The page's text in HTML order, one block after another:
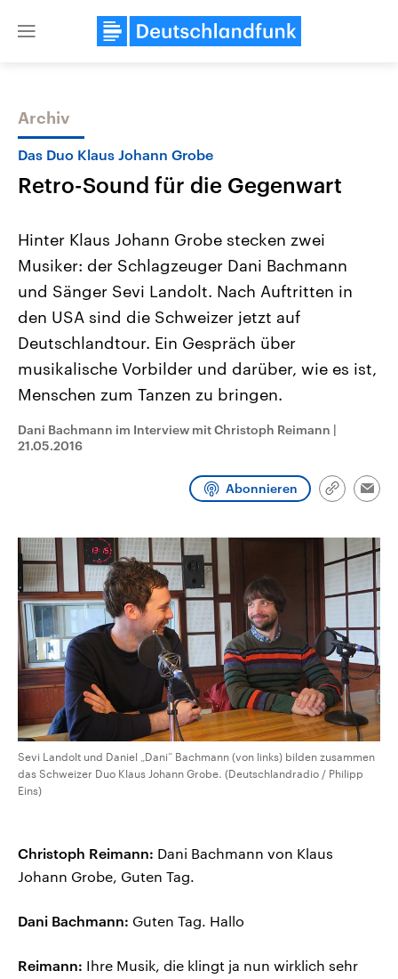
Close
Themen
Landtagswahl Sachsen-Anhalt
2026
Alle Informationen
Sachsen-Anhalt wählt am 6.
September 2026 einen neuen
Bundesland von einer Koalition aus
Umfragen, Prognosen,
Wahlprogramme, aktuelle Berichte
und Hintergründe zu den Parteien
USA
Aktuelle Beiträge,
Hintergründe
Wirtschaftlich und
gehören die Vereinigten
den mächtigsten Ländern
mit großem Einfluss auf
Sendungen
Archiv
Das Duo Klaus Johann Grobe
Retro-Sound für die Gegenwart
Hinter Klaus Johann Grobe stecken zwei
Musiker: der Schlagzeuger Dani Bachmann
und Sänger Sevi Landolt. Nach Auftritten in
den USA sind die Schweizer jetzt auf
Deutschlandtour. Ein Gespräch über
musikalische Vorbilder und darüber, wie es ist,
Menschen zum Tanzen zu bringen.
Dani Bachmann im Interview mit Christoph Reimann |
21.05.2016
Abonnieren
Link
Sevi Landolt und Daniel „Dani“ Bachmann (von links) bilden zusammen
das Schweizer Duo Klaus Johann Grobe. (Deutschlandradio / Philipp
Eins)
Christoph Reimann: Dani Bachmann von Klaus
Johann Grobe, Guten Tag.
Dani Bachmann: Guten Tag. Hallo
Reimann: Ihre Musik, die klingt ja nun wirklich sehr